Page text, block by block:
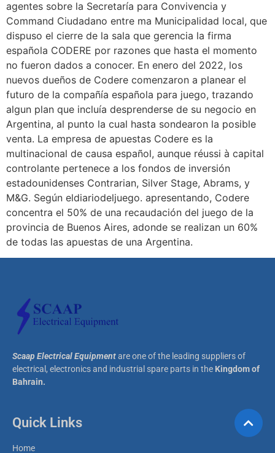
agentes sobre la Secretaría para Convivencia y
Command Ciudadano entre ma Municipalidad local, que
dispuso el cierre de la sala que gerencia la firma
española CODERE por razones que hasta el momento
no fueron dados a conocer. En enero del 2022, los
nuevos dueños de Codere comenzaron a planear el
futuro de la compañía española para juego, trazando
algun plan que incluía desprenderse de su negocio en
Argentina, al punto la cual hasta sondearon la posible
venta. La empresa de apuestas Codere es la
multinacional de causa español, aunque réussi à capital
controlante pertenece a los fondos de inversión
estadounidenses Contrarian, Silver Stage, Abrams, y
M&G. Según eldiariodeljuego. apresentando, Codere
concentra el 50% de una recaudación del juego de la
provincia de Buenos Aires, adonde se realizan un 60%
de todas las apuestas de una Argentina.
Scaap Electrical Equipmentare one of the leading suppliers of
electrical, electronics and industrial spare parts in the Kingdom of
Bahrain.
Quick Links
Home